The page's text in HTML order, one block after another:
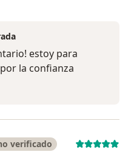
estoy para
la confianza
verificado